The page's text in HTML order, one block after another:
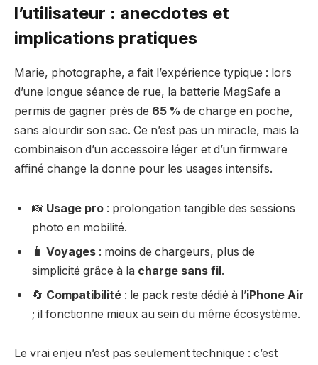
l’utilisateur : anecdotes et
implications pratiques
Marie, photographe, a fait l’expérience typique : lors
d’une longue séance de rue, la batterie MagSafe a
permis de gagner près de 65 % de charge en poche,
sans alourdir son sac. Ce n’est pas un miracle, mais la
combinaison d’un accessoire léger et d’un firmware
affiné change la donne pour les usages intensifs.
📸 Usage pro : prolongation tangible des sessions
photo en mobilité.
🧳 Voyages : moins de chargeurs, plus de
simplicité grâce à la charge sans fil.
🔄 Compatibilité : le pack reste dédié à l’iPhone Air
; il fonctionne mieux au sein du même écosystème.
Le vrai enjeu n’est pas seulement technique : c’est